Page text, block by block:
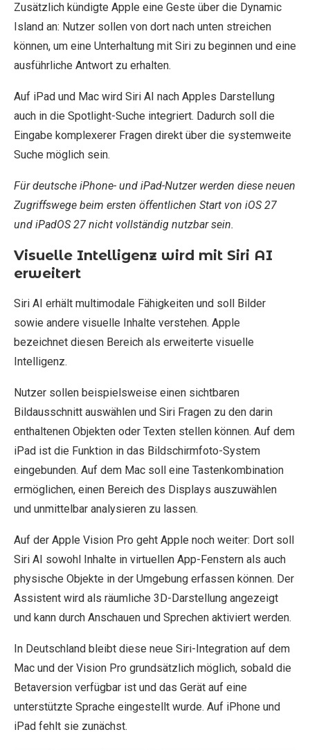
Zusätzlich kündigte Apple eine Geste über die Dynamic
Island an: Nutzer sollen von dort nach unten streichen
können, um eine Unterhaltung mit Siri zu beginnen und eine
ausführliche Antwort zu erhalten.
Auf iPad und Mac wird Siri AI nach Apples Darstellung
auch in die Spotlight-Suche integriert. Dadurch soll die
Eingabe komplexerer Fragen direkt über die systemweite
Suche möglich sein.
Für deutsche iPhone- und iPad-Nutzer werden diese neuen
Zugriffswege beim ersten öffentlichen Start von iOS 27
und iPadOS 27 nicht vollständig nutzbar sein.
Visuelle Intelligenz wird mit Siri AI
erweitert
Siri AI erhält multimodale Fähigkeiten und soll Bilder
sowie andere visuelle Inhalte verstehen. Apple
bezeichnet diesen Bereich als erweiterte visuelle
Intelligenz.
Nutzer sollen beispielsweise einen sichtbaren
Bildausschnitt auswählen und Siri Fragen zu den darin
enthaltenen Objekten oder Texten stellen können. Auf dem
iPad ist die Funktion in das Bildschirmfoto-System
eingebunden. Auf dem Mac soll eine Tastenkombination
ermöglichen, einen Bereich des Displays auszuwählen
und unmittelbar analysieren zu lassen.
Auf der Apple Vision Pro geht Apple noch weiter: Dort soll
Siri AI sowohl Inhalte in virtuellen App-Fenstern als auch
physische Objekte in der Umgebung erfassen können. Der
Assistent wird als räumliche 3D-Darstellung angezeigt
und kann durch Anschauen und Sprechen aktiviert werden.
In Deutschland bleibt diese neue Siri-Integration auf dem
Mac und der Vision Pro grundsätzlich möglich, sobald die
Betaversion verfügbar ist und das Gerät auf eine
unterstützte Sprache eingestellt wurde. Auf iPhone und
iPad fehlt sie zunächst.